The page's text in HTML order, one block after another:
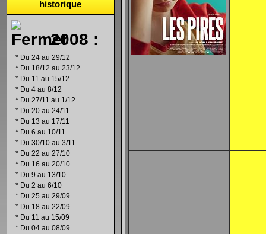
historique
2008 :
* Du 24 au 29/12
* Du 18/12 au 23/12
* Du 11 au 15/12
* Du 4 au 8/12
* Du 27/11 au 1/12
* Du 20 au 24/11
* Du 13 au 17/11
* Du 6 au 10/11
* Du 30/10 au 3/11
* Du 22 au 27/10
* Du 16 au 20/10
* Du 9 au 13/10
* Du 2 au 6/10
* Du 25 au 29/09
* Du 18 au 22/09
* Du 11 au 15/09
* Du 04 au 08/09